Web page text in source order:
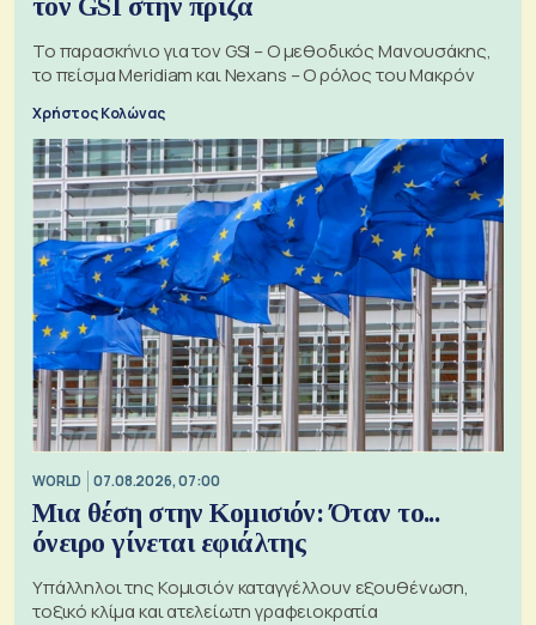
τον GSI στην πρίζα
Το παρασκήνιο για τον GSI – Ο μεθοδικός Μανουσάκης,
το πείσμα Meridiam και Nexans – Ο ρόλος του Μακρόν
Χρήστος Κολώνας
WORLD 07.08.2026, 07:00
Μια θέση στην Κομισιόν: Όταν το...
όνειρο γίνεται εφιάλτης
Υπάλληλοι της Κομισιόν καταγγέλλουν εξουθένωση,
τοξικό κλίμα και ατελείωτη γραφειοκρατία